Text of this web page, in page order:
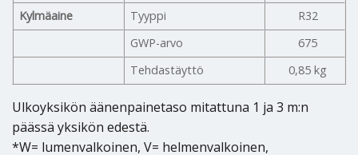
Kylmäaine Tyyppi
R32
GWP-arvo
675
Tehdastäyttö
0,85 kg
Ulkoyksikön äänenpainetaso mitattuna 1 ja 3 m:n
päässä yksikön edestä.
*W= lumenvalkoinen, V= helmenvalkoinen,